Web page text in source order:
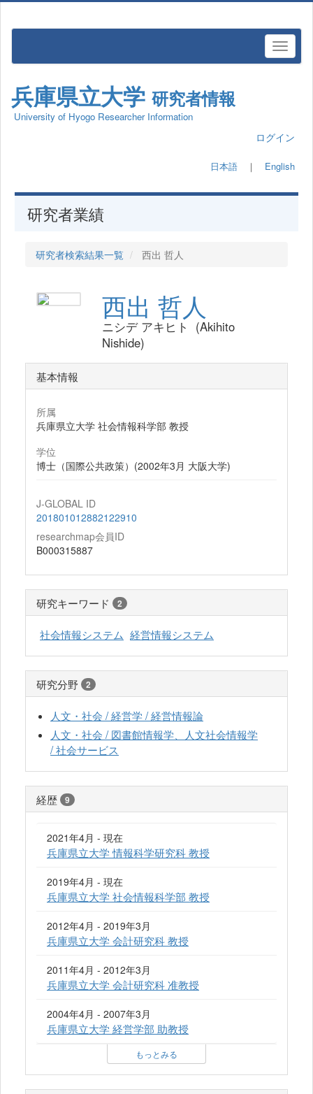
兵庫県立大学 研究者情報
University of Hyogo Researcher Information
ログイン
日本語 ｜ English
研究者業績
研究者検索結果一覧 西出 哲人
西出 哲人
ニシデ アキヒト (Akihito
Nishide)
基本情報
所属
兵庫県立大学 社会情報科学部 教授
学位
博士（国際公共政策）(2002年3月 大阪大学)
J-GLOBAL ID
201801012882122910
researchmap会員ID
B000315887
研究キーワード 2
社会情報システム 経営情報システム
研究分野 2
人文・社会 / 経営学 / 経営情報論
人文・社会 / 図書館情報学、人文社会情報学
/ 社会サービス
経歴 9
2021年4月 - 現在
兵庫県立大学 情報科学研究科 教授
2019年4月 - 現在
兵庫県立大学 社会情報科学部 教授
2012年4月 - 2019年3月
兵庫県立大学 会計研究科 教授
2011年4月 - 2012年3月
兵庫県立大学 会計研究科 准教授
2004年4月 - 2007年3月
兵庫県立大学 経営学部 助教授
もっとみる